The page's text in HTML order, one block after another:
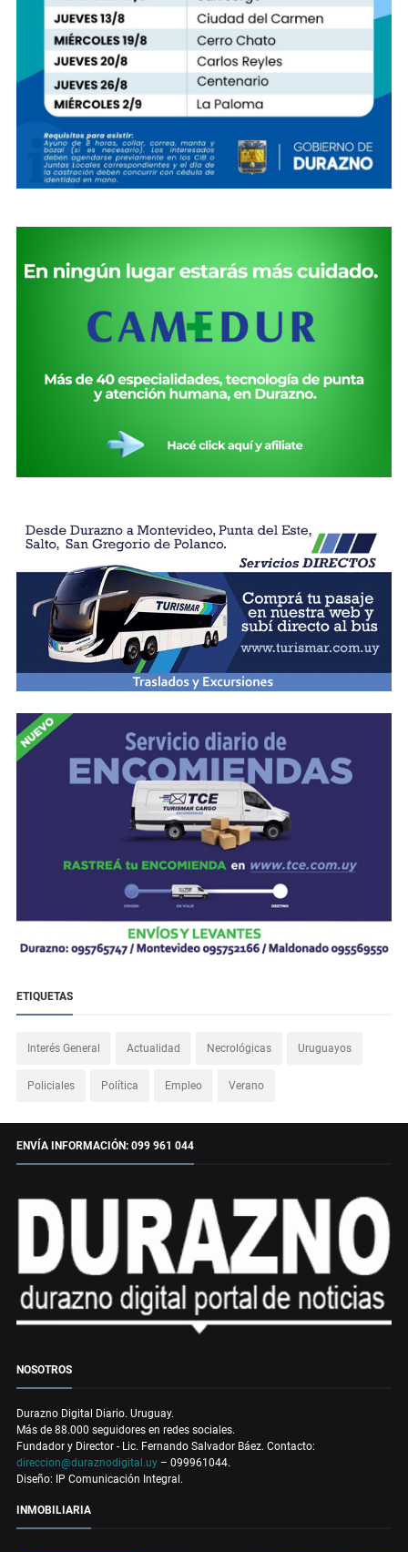
ETIQUETAS
Interés General Actualidad Necrológicas Uruguayos
Policiales Política Empleo Verano
ENVÍA INFORMACIÓN: 099 961 044
NOSOTROS
Durazno Digital Diario. Uruguay.
Más de 88.000 seguidores en redes sociales.
Fundador y Director - Lic. Fernando Salvador Báez. Contacto:
direccion@duraznodigital.uy – 099961044.
Diseño: IP Comunicación Integral.
INMOBILIARIA